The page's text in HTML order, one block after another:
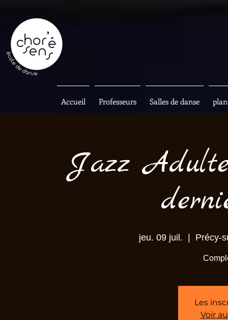
Accueil Professeurs Salles de danse
Jazz Adulte
jeu. 09 juil. Précy-
Les
Voir